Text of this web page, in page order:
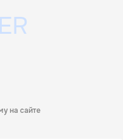
на сайте